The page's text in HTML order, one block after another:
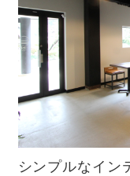
シンプルなイン